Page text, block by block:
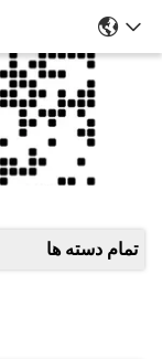
تمام دسته ها